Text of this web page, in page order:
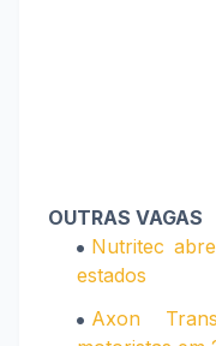
OUTRAS VAGAS
Nutritec
estados
Axon